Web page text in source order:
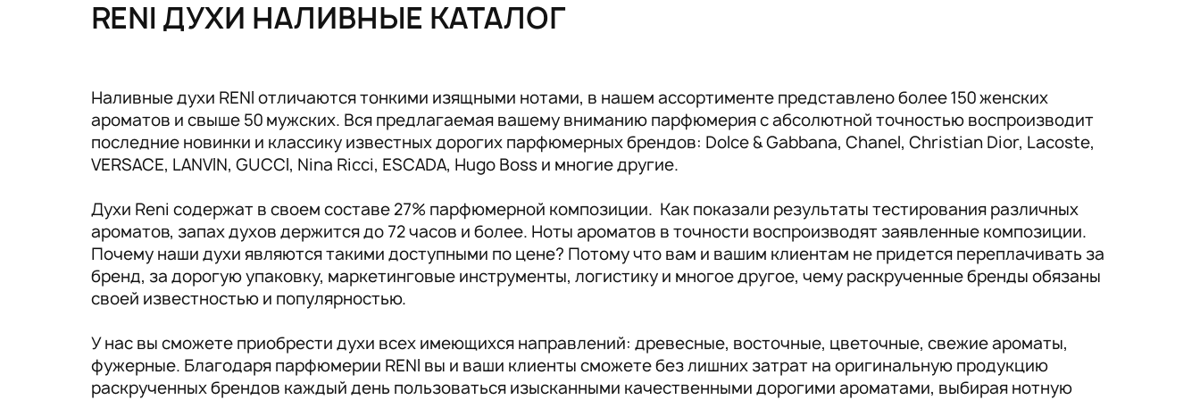
Парикмахерские и салоны красоты
Расходники и хозтовары.
Аксессуары RENI
RENI ДУХИ НАЛИВНЫЕ КАТАЛОГ
Наливные духи RENI отличаются тонкими изящными нотами, в нашем ассортименте представлено более 150 женских
ароматов и свыше 50 мужских. Вся предлагаемая вашему вниманию парфюмерия с абсолютной точностью воспроизводит
последние новинки и классику известных дорогих парфюмерных брендов: Dolce & Gabbana, Chanel, Christian Dior, Lacoste,
VERSACE, LANVIN, GUCCI, Nina Ricci, ESCADA, Hugo Boss и многие другие.
Духи Reni содержат в своем составе 27% парфюмерной композиции. Как показали результаты тестирования различных
ароматов, запах духов держится до 72 часов и более. Ноты ароматов в точности воспроизводят заявленные композиции.
Почему наши духи являются такими доступными по цене? Потому что вам и вашим клиентам не придется переплачивать за
бренд, за дорогую упаковку, маркетинговые инструменты, логистику и многое другое, чему раскрученные бренды обязаны
своей известностью и популярностью.
У нас вы сможете приобрести духи всех имеющихся направлений: древесные, восточные, цветочные, свежие ароматы,
фужерные. Благодаря парфюмерии RENI вы и ваши клиенты сможете без лишних затрат на оригинальную продукцию
раскрученных брендов каждый день пользоваться изысканными качественными дорогими ароматами, выбирая нотную